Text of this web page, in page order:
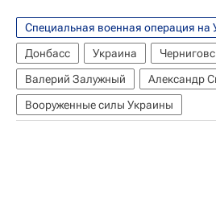
Специальная военная операция на
Донбасс
Украина
Валерий Залужный
Александр
Вооруженные силы Украины